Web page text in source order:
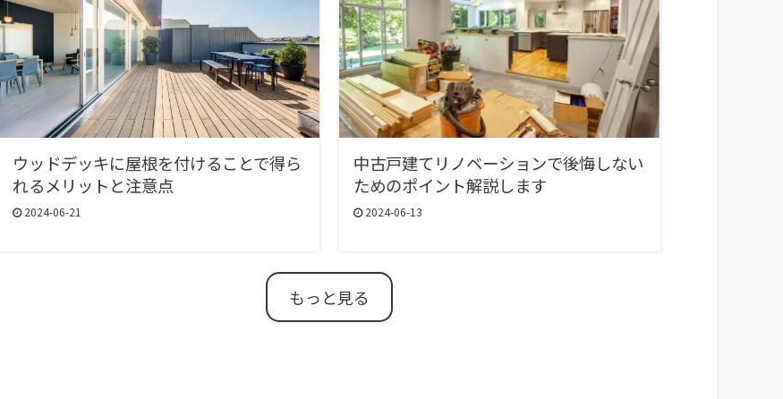
ウッドデッキに屋根を付けることで得ら
れるメリットと注意点
2024-06-21
中古戸建てリノベーションで後悔しない
ためのポイント解説します
2024-06-13
もっと見る